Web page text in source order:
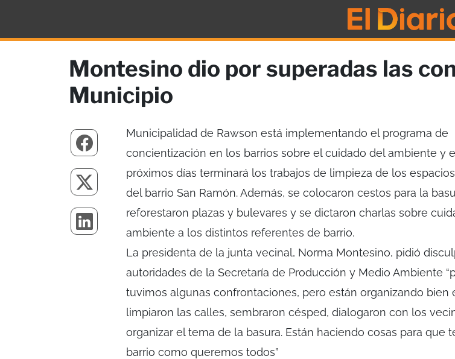
Montesino dio por superadas las
Municipio
Municipalidad de Rawson está implementando el programa de
concientización en los barrios sobre el cuidado del ambiente y
próximos días terminará los trabajos de limpieza de los
del barrio San Ramón. Además, se colocaron cestos para la
reforestaron plazas y bulevares y se dictaron charlas sobre
ambiente a los distintos referentes de barrio.
La presidenta de la junta vecinal, Norma Montesino, pidió
autoridades de la Secretaría de Producción y Medio Ambiente
tuvimos algunas confrontaciones, pero están organizando bien
limpiaron las calles, sembraron césped, dialogaron con los
organizar el tema de la basura. Están haciendo cosas para que
barrio como queremos todos”